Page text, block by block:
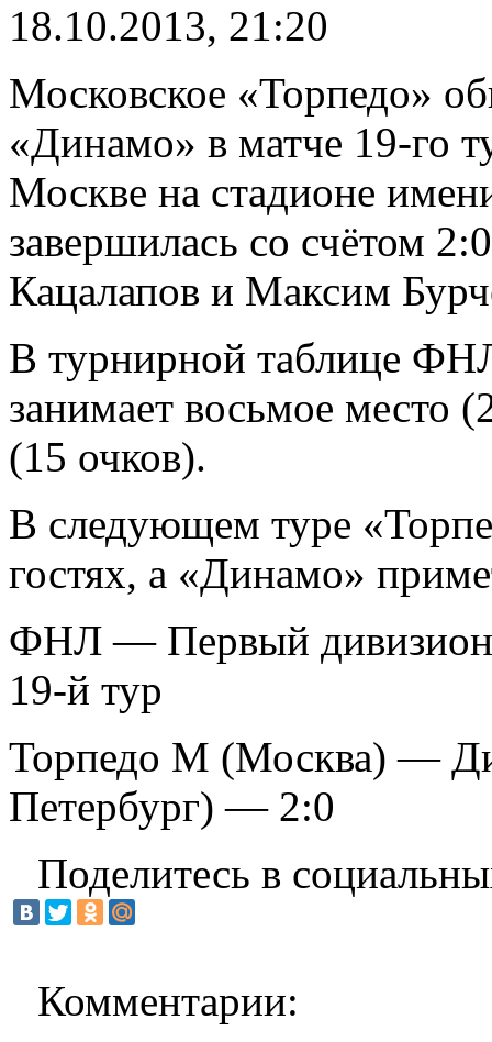
18.10.2013, 21:20
Московское «Торпедо»
«Динамо» в матче 19-го
Москве на стадионе
завершилась со счётом
Кацалапов и Максим
В турнирной таблице
занимает восьмое
(15 очков).
В следующем туре
гостях, а «Динамо»
ФНЛ — Первый дивизион
19-й тур
Торпедо М (Москва) —
Петербург) — 2:0
Поделитесь в
Комментарии: